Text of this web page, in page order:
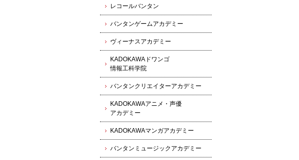
レコールバンタン
バンタンゲームアカデミー
ヴィーナスアカデミー
KADOKAWAドワンゴ
情報工科学院
バンタンクリエイターアカデミー
KADOKAWAアニメ・声優
アカデミー
KADOKAWAマンガアカデミー
バンタンミュージックアカデミー